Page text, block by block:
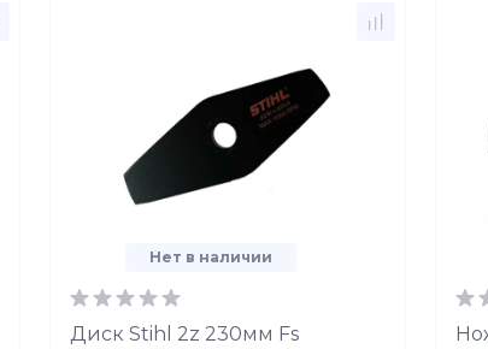
Нет в наличии
Диск Stihl 2z 230мм Fs